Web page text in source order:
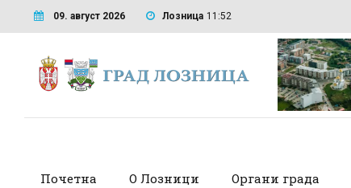
09. август 2026 Лозница 11:52
Почетна О Лозници Органи града